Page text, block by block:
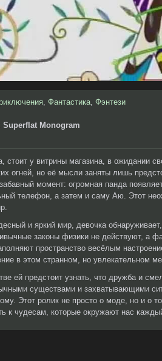
, Фантастика, Фэнтези
Superflat Monogram
стоит у витрины магазина, в ожидании
огней, но её мысли заняты лишь
момент: огромная панда
телефон, а затем и саму Аю. Этот
и яркий мир, девочка
законы физики не действуют, а
пространство весёлым
в этом странном, но увлекательном
ей предстоит узнать, что дружба и
существами и захватывающими
Этот ролик не просто о моде, но и о
к чудесам, которые окружают нас